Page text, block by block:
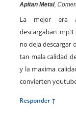
Apitan Metal,
La mejor era
descargaban
no deja descargar
tan mala calidad
y la maxima
convierten
Responder ↑